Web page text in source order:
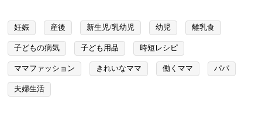
妊娠 産後 新生児/乳幼児 幼児 離乳食
子どもの病気 子ども用品 時短レシピ
ママファッション きれいなママ 働くママ パパ
夫婦生活